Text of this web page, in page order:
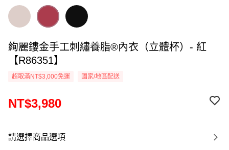
絢麗鏤金手工刺繡養脂®內衣（立體杯）- 紅
【R86351】
超取滿NT$3,000免運 國家/地區配送
NT$3,980
請選擇商品選項